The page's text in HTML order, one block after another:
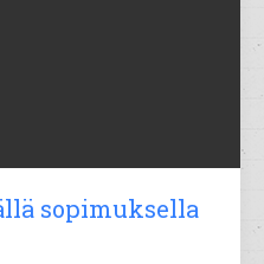
sopimuksella